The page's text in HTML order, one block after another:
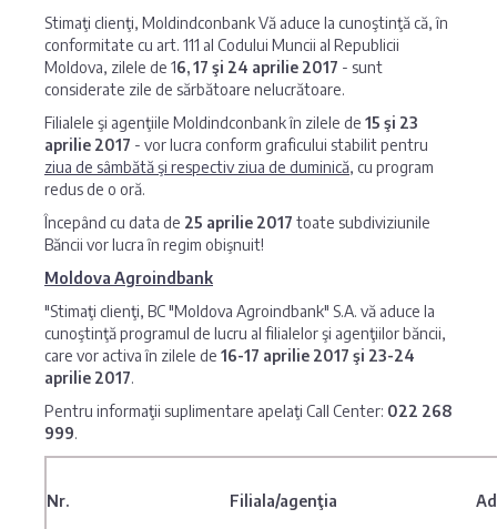
Stimaţi clienţi, Moldindconbank Vă aduce la cunoştinţă că, în
conformitate cu art. 111 al Codului Muncii al Republicii
Moldova, zilele de 16, 17 şi 24 aprilie 2017 - sunt
considerate zile de sărbătoare nelucrătoare.
Filialele şi agenţiile Moldindconbank în zilele de 15 şi 23
aprilie 2017 - vor lucra conform graficului stabilit pentru
ziua de sâmbătă şi respectiv ziua de duminică, cu program
redus de o oră.
Începând cu data de 25 aprilie 2017 toate subdiviziunile
Băncii vor lucra în regim obişnuit!
Moldova Agroindbank
"Stimaţi clienţi, BC "Moldova Agroindbank" S.A. vă aduce la
cunoştinţă programul de lucru al filialelor şi agenţiilor băncii,
care vor activa în zilele de 16-17 aprilie 2017 şi 23-24
aprilie 2017.
Pentru informaţii suplimentare apelaţi Call Center: 022 268
999.
Nr. Filiala/agenţia